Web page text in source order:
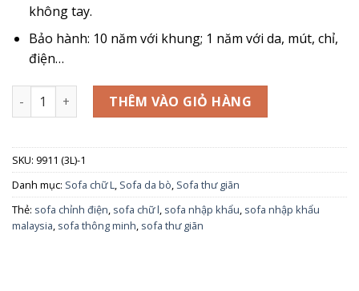
không tay.
Bảo hành: 10 năm với khung; 1 năm với da, mút, chỉ,
điện…
SOFA DA BÒ - FUTURE MODEL 9911 (3L) số lượng
THÊM VÀO GIỎ HÀNG
SKU: 9911 (3L)-1
Danh mục: Sofa chữ L, Sofa da bò, Sofa thư giãn
Thẻ: sofa chỉnh điện, sofa chữ l, sofa nhập khẩu, sofa nhập khẩu
malaysia, sofa thông minh, sofa thư giãn